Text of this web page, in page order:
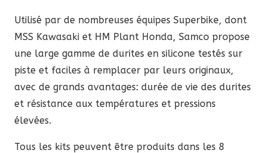
S4R
2001-
2008
Utilisé par de nombreuses équipes Superbike, dont
MSS Kawasaki et HM Plant Honda, Samco propose
une large gamme de durites en silicone testés sur
piste et faciles à remplacer par leurs originaux,
avec de grands avantages: durée de vie des durites
et résistance aux températures et pressions
élevées.
Tous les kits peuvent être produits dans les 8